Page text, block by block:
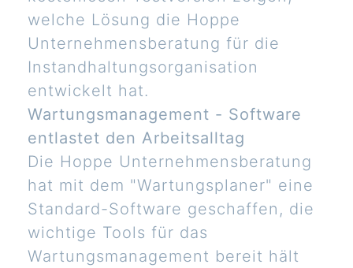
welche Lösung die Hoppe
Unternehmensberatung für die
Instandhaltungsorganisation
entwickelt hat.
Wartungsmanagement - Software
entlastet den Arbeitsalltag
Die Hoppe Unternehmensberatung
hat mit dem "Wartungsplaner" eine
Standard-Software geschaffen, die
wichtige Tools für das
Wartungsmanagement bereit hält